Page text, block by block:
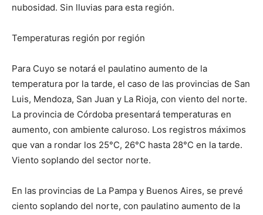
nubosidad. Sin lluvias para esta región.
Temperaturas región por región
Para Cuyo se notará el paulatino aumento de la
temperatura por la tarde, el caso de las provincias de San
Luis, Mendoza, San Juan y La Rioja, con viento del norte.
La provincia de Córdoba presentará temperaturas en
aumento, con ambiente caluroso. Los registros máximos
que van a rondar los 25°C, 26°C hasta 28°C en la tarde.
Viento soplando del sector norte.
En las provincias de La Pampa y Buenos Aires, se prevé
ciento soplando del norte, con paulatino aumento de la